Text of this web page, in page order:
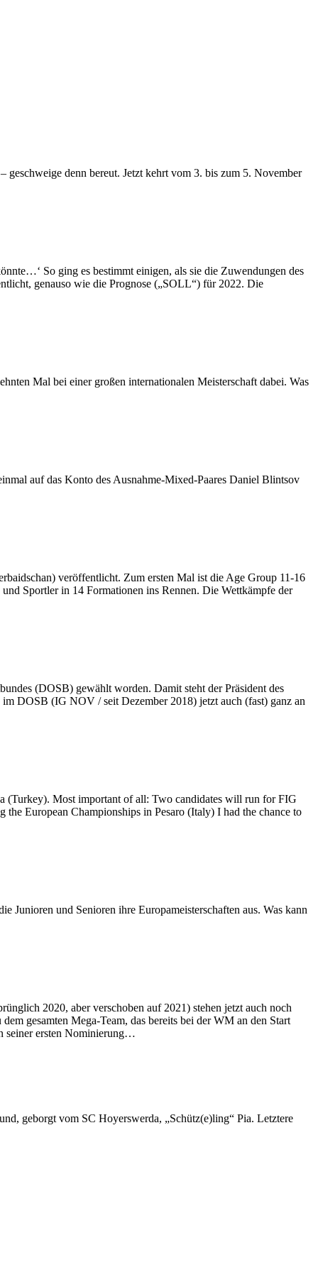
geschweige denn bereut. Jetzt kehrt vom 3. bis zum 5. November
So ging es bestimmt einigen, als sie die Zuwendungen des
genauso wie die Prognose („SOLL“) für 2022. Die
Mal bei einer großen internationalen Meisterschaft dabei. Was
auf das Konto des Ausnahme-Mixed-Paares Daniel Blintsov
veröffentlicht. Zum ersten Mal ist die Age Group 11-16
Sportler in 14 Formationen ins Rennen. Die Wettkämpfe der
(DOSB) gewählt worden. Damit steht der Präsident des
DOSB (IG NOV / seit Dezember 2018) jetzt auch (fast) ganz an
(Turkey). Most important of all: Two candidates will run for FIG
European Championships in Pesaro (Italy) I had the chance to
Junioren und Senioren ihre Europameisterschaften aus. Was kann
2020, aber verschoben auf 2021) stehen jetzt auch noch
gesamten Mega-Team, das bereits bei der WM an den Start
seiner ersten Nominierung…
geborgt vom SC Hoyerswerda, „Schütz(e)ling“ Pia. Letztere